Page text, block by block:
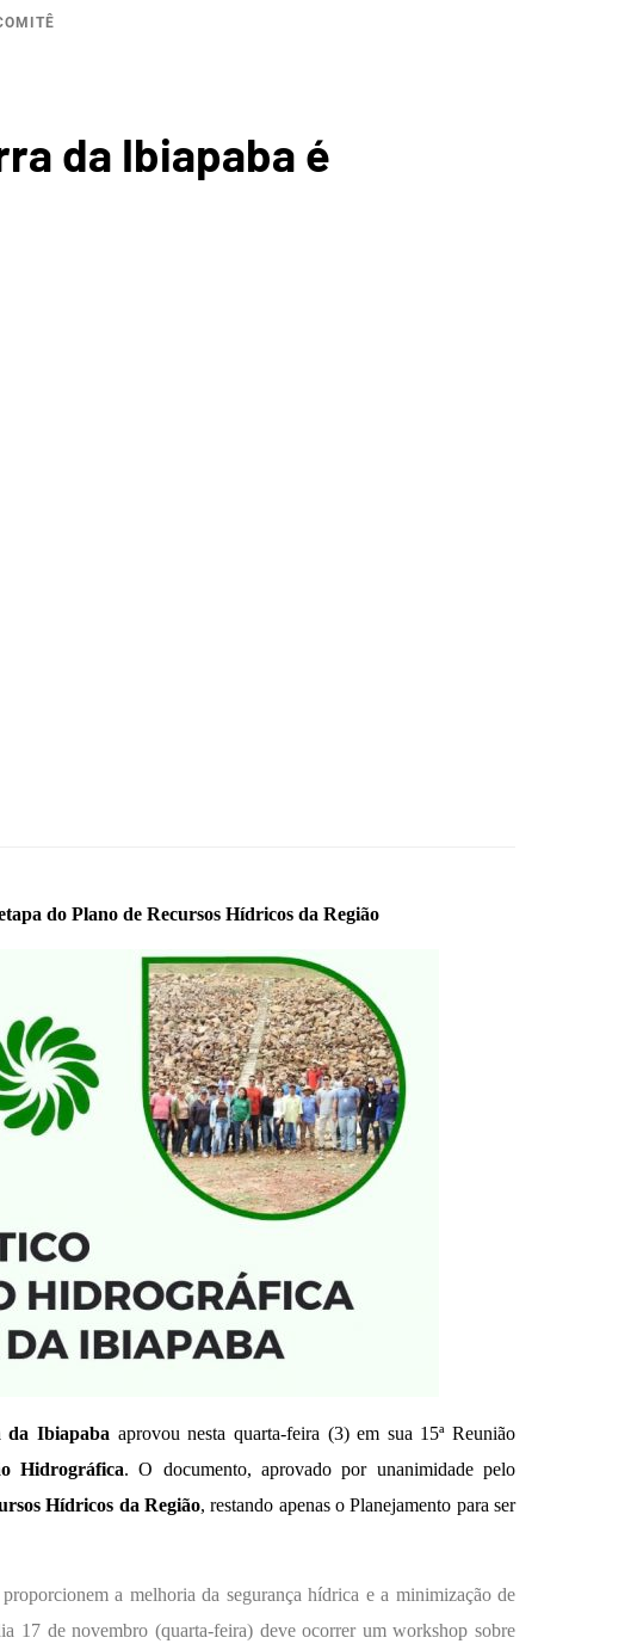
DA
da Ibiapaba é
do Plano de Recursos Hídricos da Região
da Ibiapaba aprovou nesta quarta-feira (3) em sua 15ª Reunião
Hidrográfica. O documento, aprovado por unanimidade pelo
Hídricos da Região, restando apenas o Planejamento para ser
a melhoria da segurança hídrica e a minimização de
17 de novembro (quarta-feira) deve ocorrer um workshop sobre